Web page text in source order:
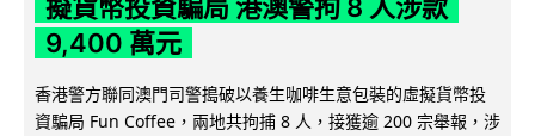
擬貨幣投資騙局 港澳警拘 8 人涉款
9,400 萬元
香港警方聯同澳門司警搗破以養生咖啡生意包裝的虛擬貨幣投
資騙局 Fun Coffee，兩地共拘捕 8 人，接獲逾 200 宗舉報，涉